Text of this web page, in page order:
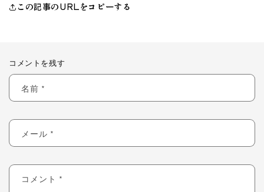
この記事のURLをコピーする
コメントを残す
名前 *
メール *
コメント *